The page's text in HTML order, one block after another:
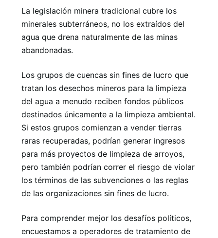
La legislación minera tradicional cubre los
minerales subterráneos, no los extraídos del
agua que drena naturalmente de las minas
abandonadas.
Los grupos de cuencas sin fines de lucro que
tratan los desechos mineros para la limpieza
del agua a menudo reciben fondos públicos
destinados únicamente a la limpieza ambiental.
Si estos grupos comienzan a vender tierras
raras recuperadas, podrían generar ingresos
para más proyectos de limpieza de arroyos,
pero también podrían correr el riesgo de violar
los términos de las subvenciones o las reglas
de las organizaciones sin fines de lucro.
Para comprender mejor los desafíos políticos,
encuestamos a operadores de tratamiento de